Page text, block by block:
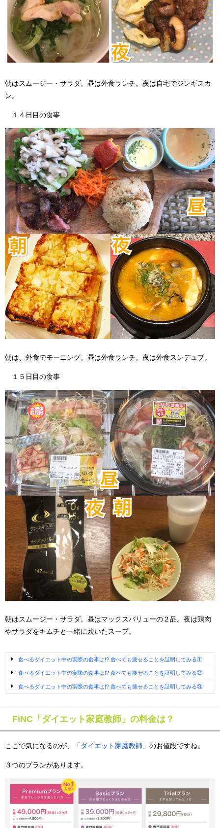
朝はスムージー・サラダ。昼は外食ランチ。夜は自宅でジンギスカ
ン。
１４日目の食事
朝は、外食でモーニング。昼は外食ランチ。夜は外食スンデュブ。
１５日目の食事
朝はスムージー・サラダ。昼はマックスバリューの２品。夜は鶏肉
やサラダをキムチと一緒に炊いたスープ。
食べるダイエット中の実際の食事は!? 食べても痩せることを証明してみる①
食べるダイエット中の実際の食事は!? 食べても痩せることを証明してみる②
食べるダイエット中の実際の食事は!? 食べても痩せることを証明してみる③
FiNC「ダイエット家庭教師」の料金は？
ここで気になるのが、「 ダイエット家庭教師 」のお値段ですね。
３つのプランがあります。